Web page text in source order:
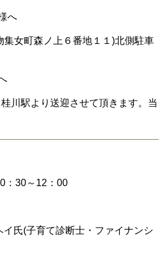
へ
集女町森ノ上６番地１１)北側駐車
川駅より送迎させて頂きます。当
：30～12：00
氏(子育て診断士・ファイナンシ